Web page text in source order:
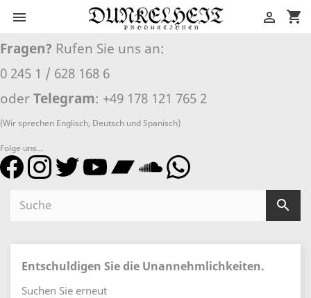
 shopping_cart

Fragen? Rufen Sie uns an:
0 245 1 / 628 168 6
oder Telegram: +49 178 121 765 2
(Wir sprechen Englisch, Deutsch und Spanisch)
Folge uns...

Entschuldigen Sie die Unannehmlichkeiten.
Suchen Sie erneut